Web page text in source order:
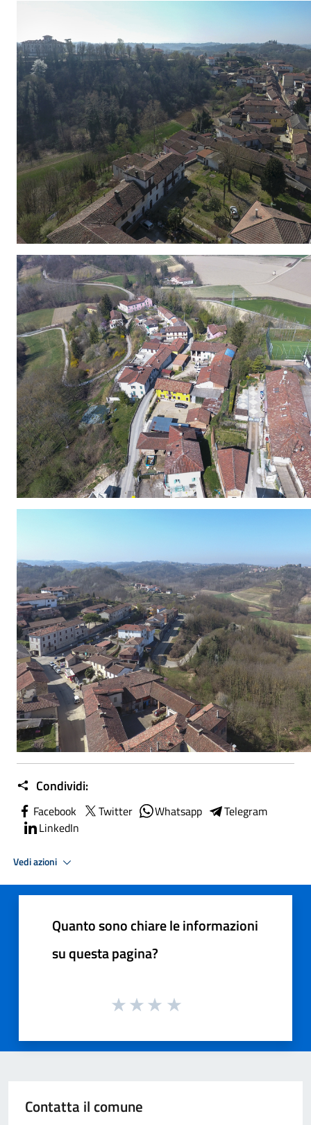
Condividi:
Facebook Twitter Whatsapp
Telegram
LinkedIn
Vedi azioni
Quanto sono chiare le informazioni
su questa pagina?
Contatta il comune